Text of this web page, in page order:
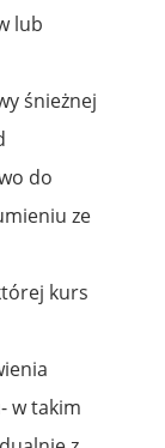
lub
śnieżnej
do
ze
kurs
w takim